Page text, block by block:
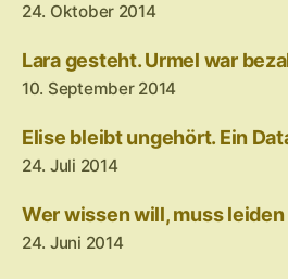
24. Oktober 2014
Lara gesteht. Urmel war
10. September 2014
Elise bleibt ungehört. Ein
24. Juli 2014
Wer wissen will, muss leiden
24. Juni 2014